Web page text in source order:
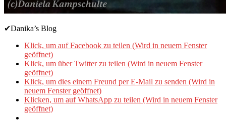
✔Danika’s Blog
Klick, um auf Facebook zu teilen (Wird in neuem Fenster
geöffnet)
Klick, um über Twitter zu teilen (Wird in neuem Fenster
geöffnet)
Klick, um dies einem Freund per E-Mail zu senden (Wird in
neuem Fenster geöffnet)
Klicken, um auf WhatsApp zu teilen (Wird in neuem Fenster
geöffnet)